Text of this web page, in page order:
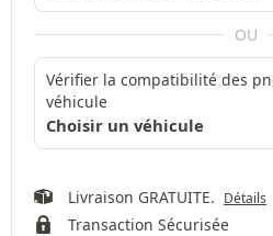
OU
Vérifier la compatibilité des
véhicule
Choisir un véhicule
Livraison GRATUITE. Détails
Transaction Sécurisée